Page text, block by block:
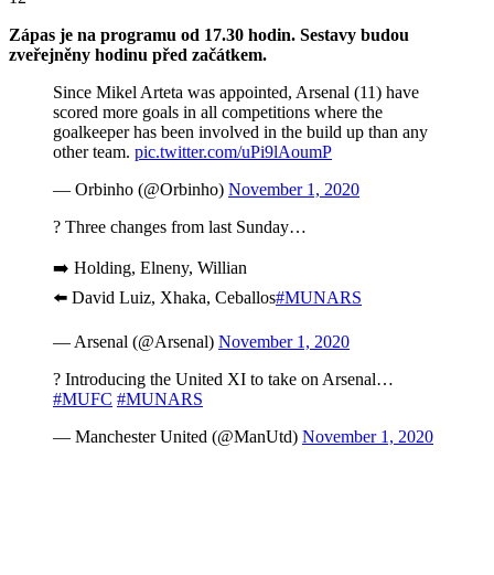
Zápas je na programu od 17.30 hodin. Sestavy budou
zveřejněny hodinu před začátkem.
Since Mikel Arteta was appointed, Arsenal (11) have
scored more goals in all competitions where the
goalkeeper has been involved in the build up than any
other team. pic.twitter.com/uPi9lAoumP
— Orbinho (@Orbinho) November 1, 2020
? Three changes from last Sunday…
➡️ Holding, Elneny, Willian
⬅️ David Luiz, Xhaka, Ceballos#MUNARS
— Arsenal (@Arsenal) November 1, 2020
? Introducing the United XI to take on Arsenal…
#MUFC #MUNARS
— Manchester United (@ManUtd) November 1, 2020